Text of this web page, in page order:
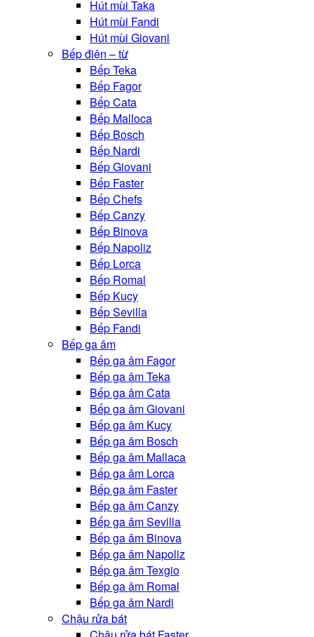
Hút mùi Taka
Hút mùi Fandi
Hút mùi Giovani
Bếp điện – từ
Bếp Teka
Bếp Fagor
Bếp Cata
Bếp Malloca
Bếp Bosch
Bếp Nardi
Bếp Giovani
Bếp Faster
Bếp Chefs
Bếp Canzy
Bếp Binova
Bếp Napoliz
Bếp Lorca
Bếp Romal
Bếp Kucy
Bếp Sevilla
Bếp Fandi
Bếp ga âm
Bếp ga âm Fagor
Bếp ga âm Teka
Bếp ga âm Cata
Bếp ga âm Giovani
Bếp ga âm Kucy
Bếp ga âm Bosch
Bếp ga âm Mallaca
Bếp ga âm Lorca
Bếp ga âm Faster
Bếp ga âm Canzy
Bếp ga âm Sevilla
Bếp ga âm Binova
Bếp ga âm Napoliz
Bếp ga âm Texgio
Bếp ga âm Romal
Bếp ga âm Nardi
Chậu rửa bát